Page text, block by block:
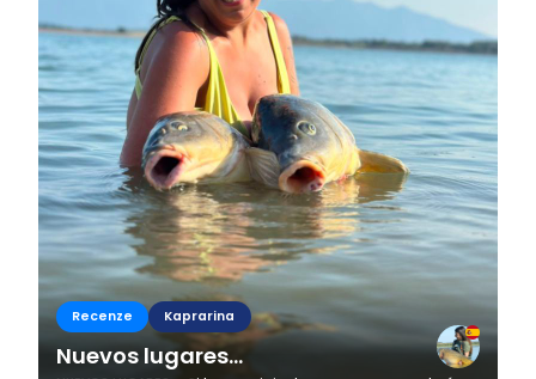
Recenze Kaprarina
Nuevos lugares...